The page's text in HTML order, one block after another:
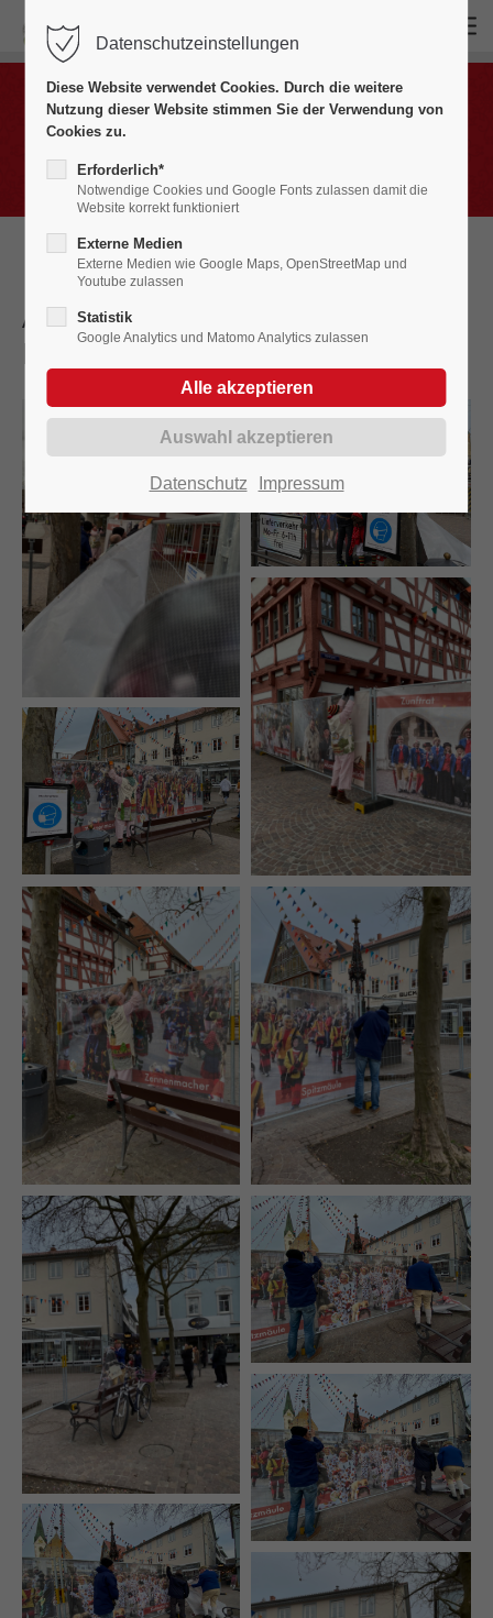
Login
Benutzername
Anmelden
Register|Lost your password?
Support
Lorem ipsum dolor sit amet:
24h / 365days
We offer support for our customers
Mon - Fri 8:00am - 5:00pm (GMT +1)
Get in touch
Cybersteel Inc.
376-293 City Road, Suite 600
San Francisco, CA 94102
Have any questions?
+44 1234 567 890
Drop us a line
info@yourdomain.com
About us
Lorem ipsum dolor sit amet, consectetuer
adipiscing elit.
Aenean commodo ligula eget dolor. Aenean
massa. Cum sociis natoque penatibus et magnis
dis parturient montes, nascetur ridiculus mus.
Donec quam felis, ultricies nec.
Bildergalerien
Aufbau Marktplatz zum
Hexensetzen2022
Datenschutzeinstellungen
Diese Website verwendet Cookies. Durch die weitere
Nutzung dieser Website stimmen Sie der Verwendung von
Cookies zu.
Erforderlich*
Notwendige Cookies und Google Fonts zulassen damit die
Website korrekt funktioniert
Externe Medien
Externe Medien wie Google Maps, OpenStreetMap und
Youtube zulassen
Statistik
Google Analytics und Matomo Analytics zulassen
Datenschutz Impressum